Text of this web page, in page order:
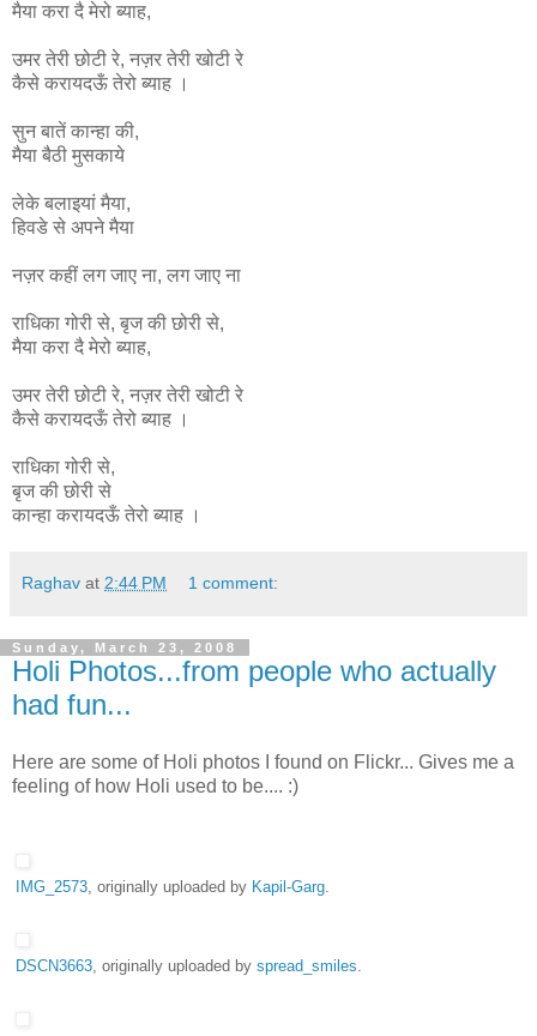
मैया करा दै मेरो ब्याह,
उमर तेरी छोटी रे, नज़र तेरी खोटी रे
कैसे करायदऊँ तेरो ब्याह ।
सुन बातें कान्हा की,
मैया बैठी मुसकाये
लेके बलाइयां मैया,
हिवडे से अपने मैया
नज़र कहीं लग जाए ना, लग जाए ना
राधिका गोरी से, बृजकी छोरी से,
मैया करा दै मेरो ब्याह,
उमर तेरी छोटी रे, नज़र तेरी खोटी रे
कैसे करायदऊँ तेरो ब्याह ।
राधिका गोरी से,
बृज की छोरी से
कान्हा करायदऊँ तेरो ब्याह ।
Raghav at 2:44 PM 1 comment:
Sunday, March 23, 2008
Holi Photos...from people who actually
had fun...
Here are some of Holi photos I found on Flickr... Gives me a
feeling of how Holi used to be.... :)
IMG_2573, originally uploaded by Kapil-Garg.
DSCN3663, originally uploaded by spread_smiles.